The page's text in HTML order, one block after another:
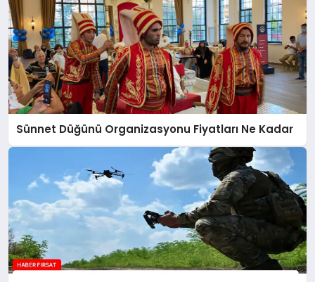
Sünnet Düğünü Organizasyonu Fiyatları Ne Kadar